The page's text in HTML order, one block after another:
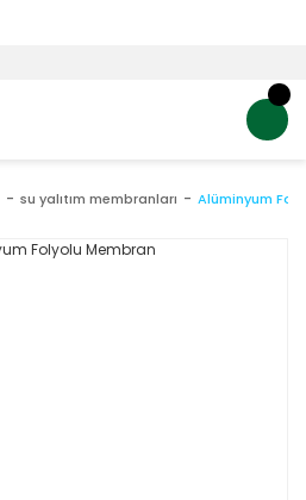
su yalıtım membranları Alüminyum